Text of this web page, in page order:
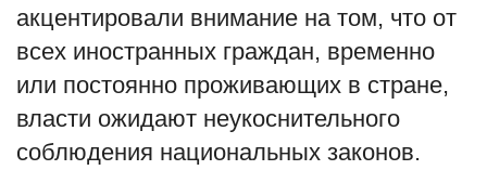
акцентировали внимание на том, что от
всех иностранных граждан, временно
или постоянно проживающих в стране,
власти ожидают неукоснительного
соблюдения национальных законов.